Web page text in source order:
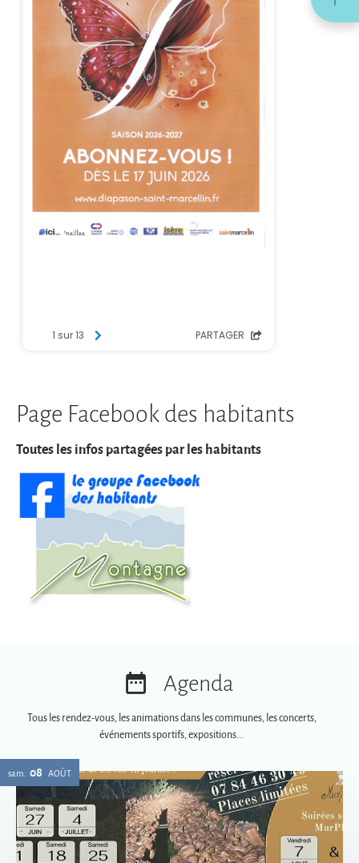
Toutes les infos partagées par les habitants
Agenda
Tous les rendez-vous, les animations dans les communes, les concerts,
Soirées spéciales MurPhy's